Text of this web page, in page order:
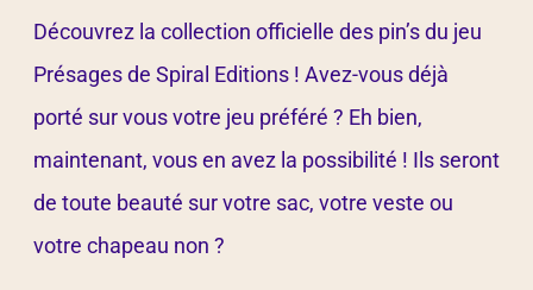
Découvrez la collection officielle des pin’s du jeu
Présages de Spiral Editions ! Avez-vous déjà
porté sur vous votre jeu préféré ? Eh bien,
maintenant, vous en avez la possibilité ! Ils seront
de toute beauté sur votre sac, votre veste ou
votre chapeau non ?